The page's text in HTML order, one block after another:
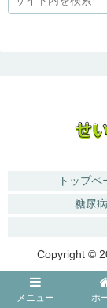
トップペ
糖尿病
Copyright ©
メニュー ホ